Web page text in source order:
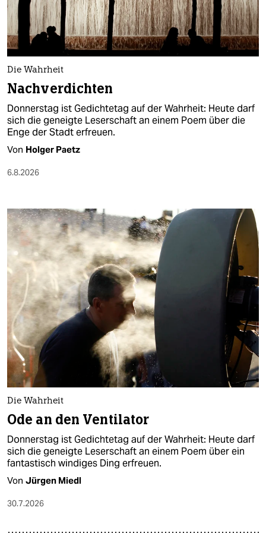
nord
wahrheit
verlag
verlag
veranstaltungen
shop
fragen & hilfe
abo
genossenschaft
epaper login
Die Wahrheit
Nachverdichten
Donnerstag ist Gedichtetag auf der Wahrheit: Heute darf
sich die geneigte Leserschaft an einem Poem über die
Enge der Stadt erfreuen.
Von Holger Paetz
6.8.2026
Die Wahrheit
Ode an den Ventilator
Donnerstag ist Gedichtetag auf der Wahrheit: Heute darf
sich die geneigte Leserschaft an einem Poem über ein
fantastisch windiges Ding erfreuen.
Von Jürgen Miedl
30.7.2026